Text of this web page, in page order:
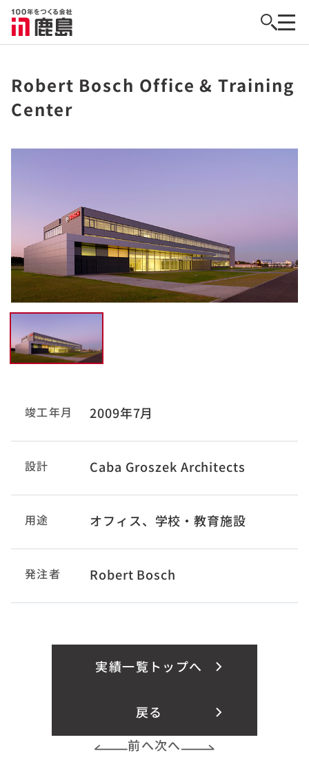
Robert Bosch Office & Training
Center
竣工年月 2009年7月
設計 Caba Groszek Architects
用途 オフィス、学校・教育施設
発注者 Robert Bosch
実績一覧トップへ
戻る
前へ次へ